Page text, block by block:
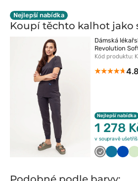
Nejlepší nabídka
Koupí těchto kalhot jako
Dámská
Revolution
Kód produktu:
4.8
Nejlepší nabídka
1 278
v soupravě
SzaryKaraibski